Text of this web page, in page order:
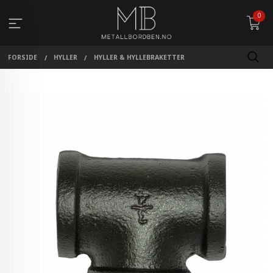
innholdet
0
FORSIDE HYLLER HYLLER & HYLLEBRAKETTER